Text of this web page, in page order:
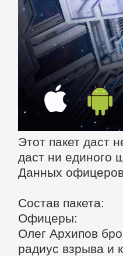
Этот пакет даст
даст ни единого
Данных
Состав пакета:
Офицеры:
Олег Архипов
радиус взрыва и